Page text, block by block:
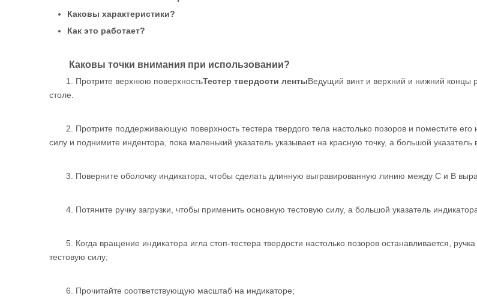
Каковы характеристики?
Как это работает?
Каковы точки внимания при использовании?
1. Протрите верхнюю поверхностьТестер твердости лентыВедущий винт и верхний и нижний концы
столе.
2. Протрите поддерживающую поверхность тестера твердого тела настолько позоров и поместите
силу и поднимите индентора, пока маленький указатель указывает на красную точку, а большой
3. Поверните оболочку индикатора, чтобы сделать длинную выгравированную линию между C и B
4. Потяните ручку загрузки, чтобы применить основную тестовую силу, а большой указатель
5. Когда вращение индикатора игла стоп-тестера твердости настолько позоров останавливается,
тестовую силу;
6. Прочитайте соответствующую масштаб на индикаторе;